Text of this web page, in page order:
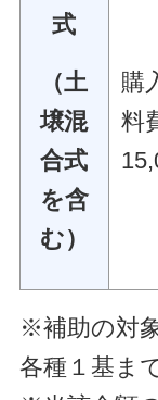
式
（土
壌混
合式
を含
む）
購
料
※補助の対
各種１基ま